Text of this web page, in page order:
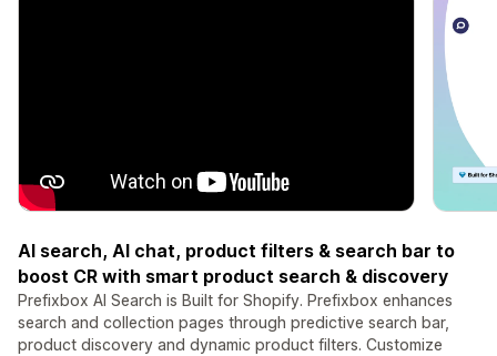
AI search, AI chat, product filters & search bar to
boost CR with smart product search & discovery
Prefixbox AI Search is Built for Shopify. Prefixbox enhances
search and collection pages through predictive search bar,
product discovery and dynamic product filters. Customize